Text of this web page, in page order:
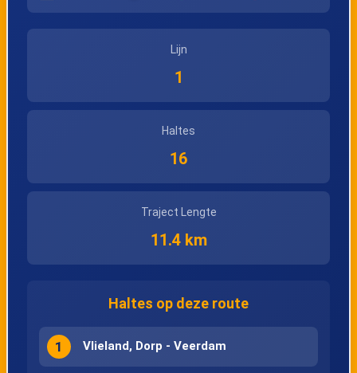
Lijn
1
Haltes
16
Traject Lengte
11.4 km
Haltes op deze route
1 Vlieland, Dorp - Veerdam